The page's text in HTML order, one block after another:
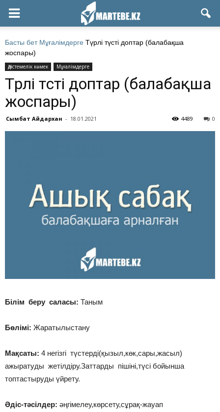
Басты бет Мұғалімдерге Түрлі түсті доптар (балабақша
жоспары)
Әдістемелік көмек Мұғалімдерге
Түрлі түсті доптар (балабақша
жоспары)
Сымбат Айдархан - 18.01.2021 0
4489
Білім беру саласы: Таным
Бөлімі: Жаратылыстану
Мақсаты: 4 негізгі түстерді(қызыл,көк,сары,жасыл)
ажыратуды жетілдіру.Заттарды пішіні,түсі бойынша
топтастыруды үйрету.
Әдіс-тәсілдер: әңгімелеу,көрсету,сұрақ-жауап